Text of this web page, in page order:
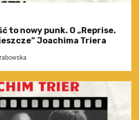
to nowy punk. O „Reprise.
Joachima Triera